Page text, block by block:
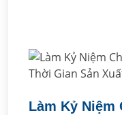
Làm Kỷ Niệm